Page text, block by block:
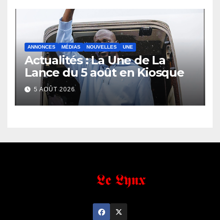
ANNONCES MÉDIAS NOUVELLES UNE
Actualités : La Une de La
Lance du 5 août en Kiosque
5 AOÛT 2026